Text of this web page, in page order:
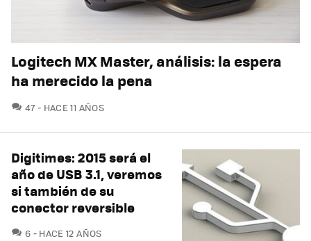
Logitech MX Master, análisis: la espera
ha merecido la pena
47COMENTARIOS
HACE 11 AÑOS
Digitimes: 2015 será el
año de USB 3.1, veremos
si también de su
conector reversible
6 COMENTARIOS
HACE 12 AÑOS